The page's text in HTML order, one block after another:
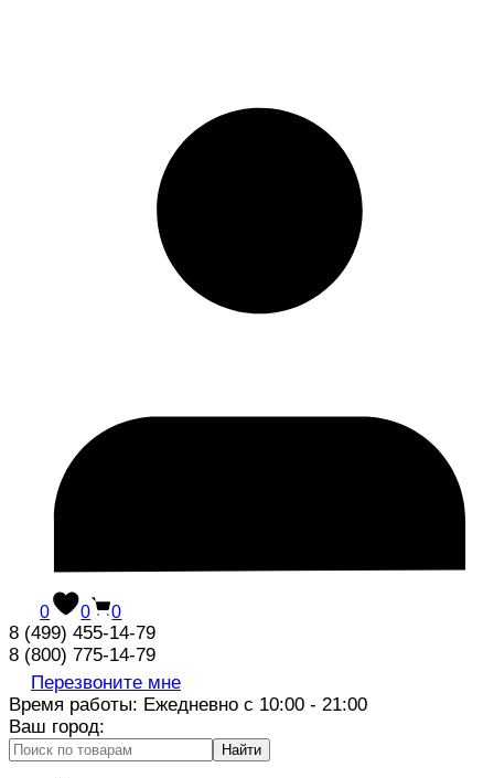
0 0 0
8 (499) 455-14-79
8 (800) 775-14-79
Перезвоните мне
Время работы: Ежедневно с 10:00 - 21:00
Ваш город:
Найти